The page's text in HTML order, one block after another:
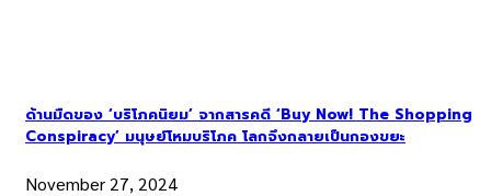
ด้านมืดของ ‘บริโภคนิยม’ จากสารคดี ‘Buy Now! The Shopping
Conspiracy’ มนุษย์โหมบริโภค โลกจึงกลายเป็นกองขยะ
November 27, 2024